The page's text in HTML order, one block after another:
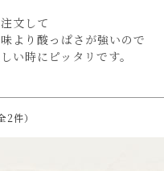
文して
より酸っぱさが強いので
い時にピッタリです。
件）